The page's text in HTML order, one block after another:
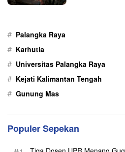
# Palangka Raya
# Karhutla
# Universitas Palangka Raya
# Kejati Kalimantan Tengah
# Gunung Mas
Populer Sepekan